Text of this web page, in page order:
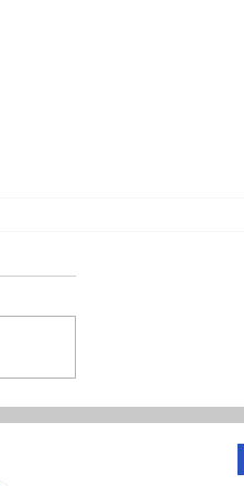
လွှတ်တော်ဆုံးဖြတ်ချက် အသုံ